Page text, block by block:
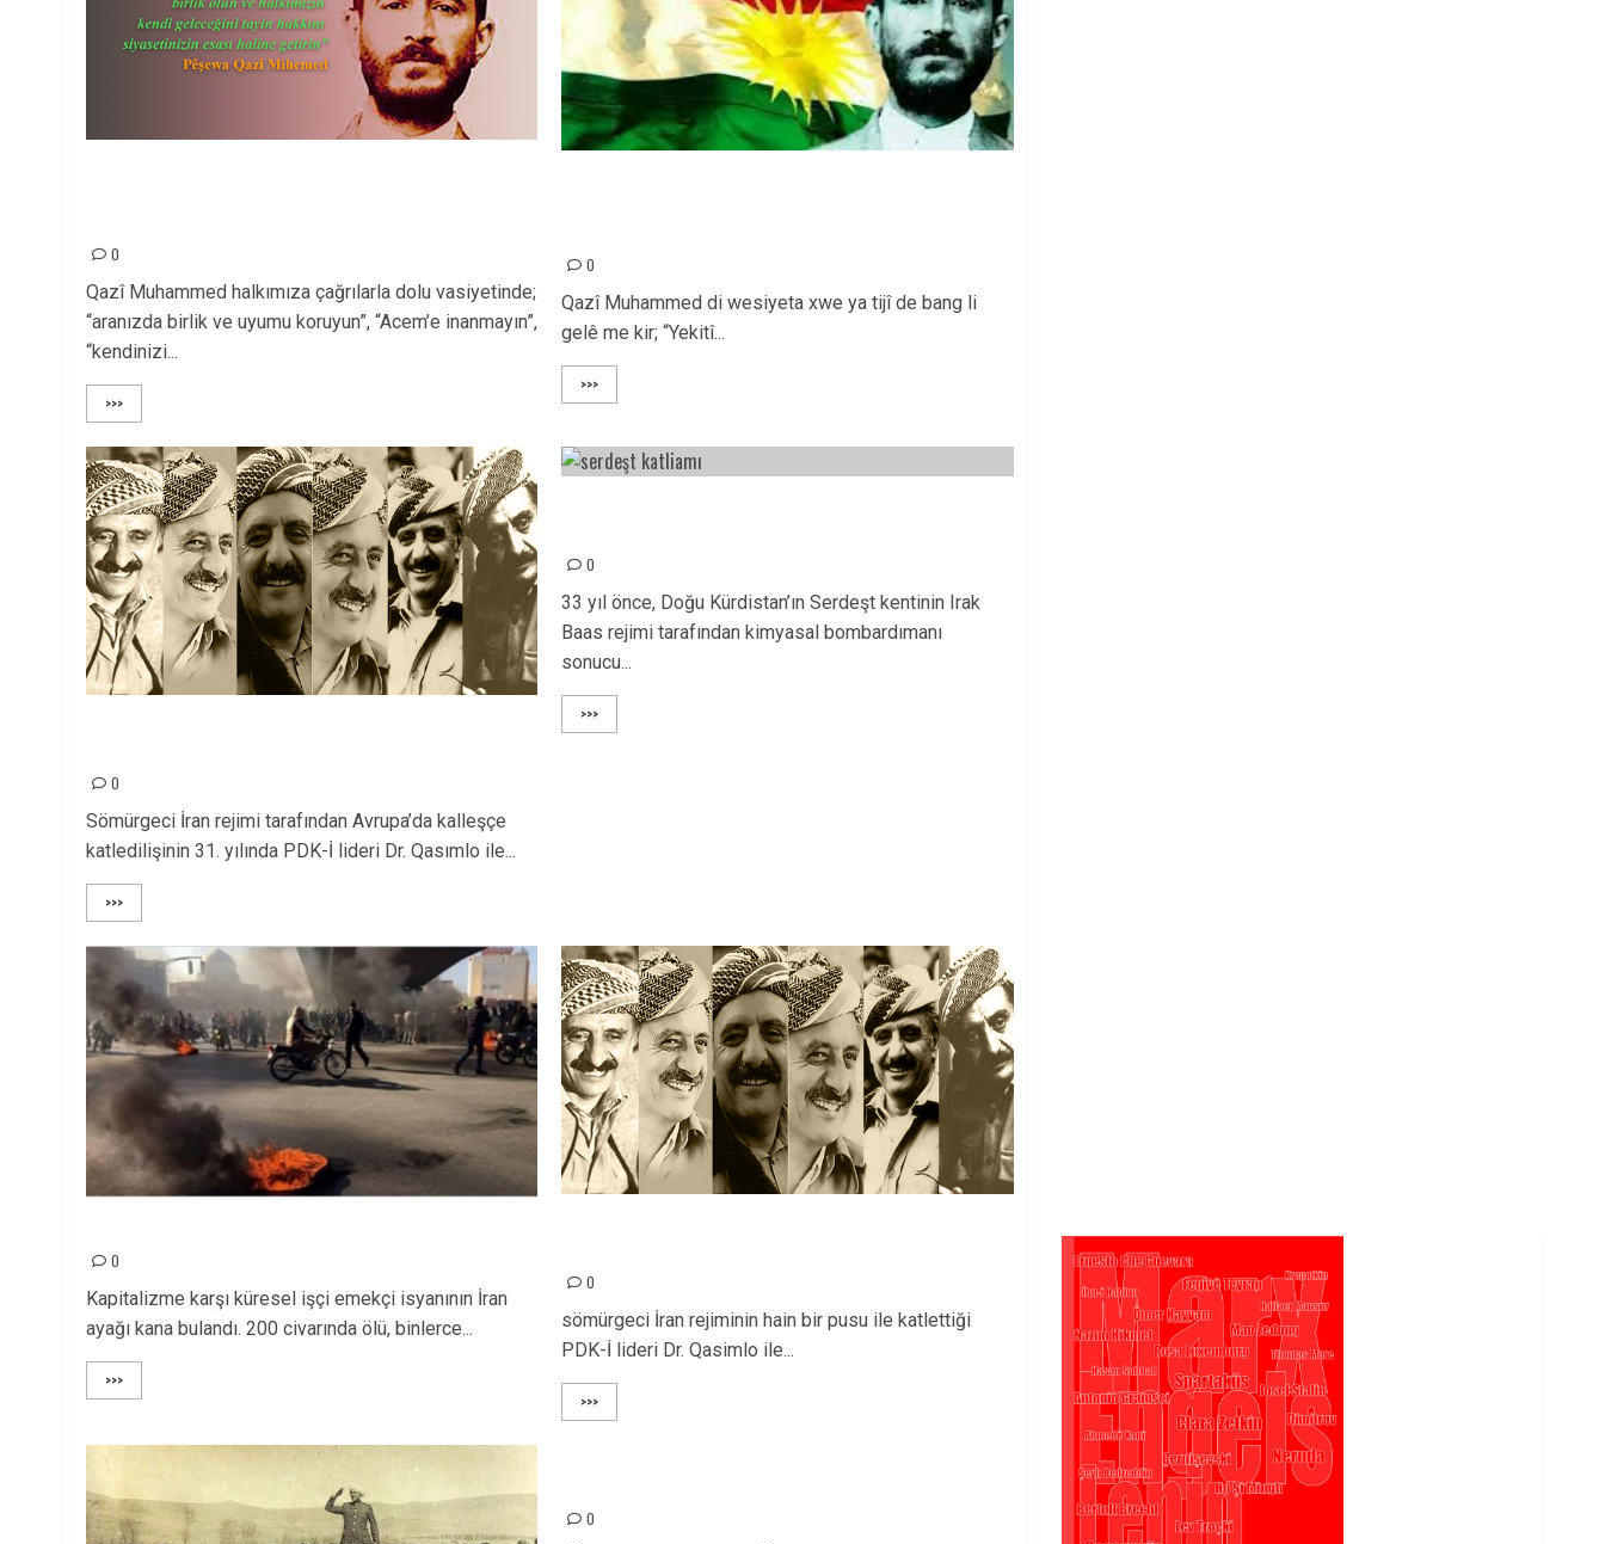
0
Qazî Muhammed halkımıza çağrılarla dolu vasiyetinde;
“aranızda birlik ve uyumu koruyun”, “Acem’e inanmayın”,
“kendinizi...
>>>
0
Qazî Muhammed di wesiyeta xwe ya tijî de bang li
gelê me kir; “Yekitî...
>>>
0
Sömürgeci İran rejimi tarafından Avrupa’da kalleşçe
katledilişinin 31. yılında PDK-İ lideri Dr. Qasımlo ile...
>>>
0
33 yıl önce, Doğu Kürdistan’ın Serdeşt kentinin Irak
Baas rejimi tarafından kimyasal bombardımanı
sonucu...
>>>
0
Kapitalizme karşı küresel işçi emekçi isyanının İran
ayağı kana bulandı. 200 civarında ölü, binlerce...
>>>
0
sömürgeci İran rejiminin hain bir pusu ile katlettiği
PDK-İ lideri Dr. Qasimlo ile...
>>>
0